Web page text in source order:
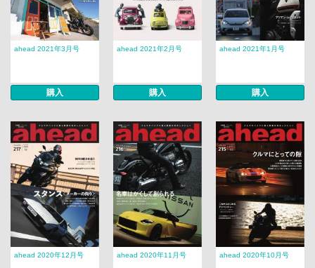
ahead 2021年3月号
購入
ahead 2021年2月号
購入
ahead 2021年1月号
購入
ahead 2020年12月号 ahead 2020年11月号 ahead 2020年10月号